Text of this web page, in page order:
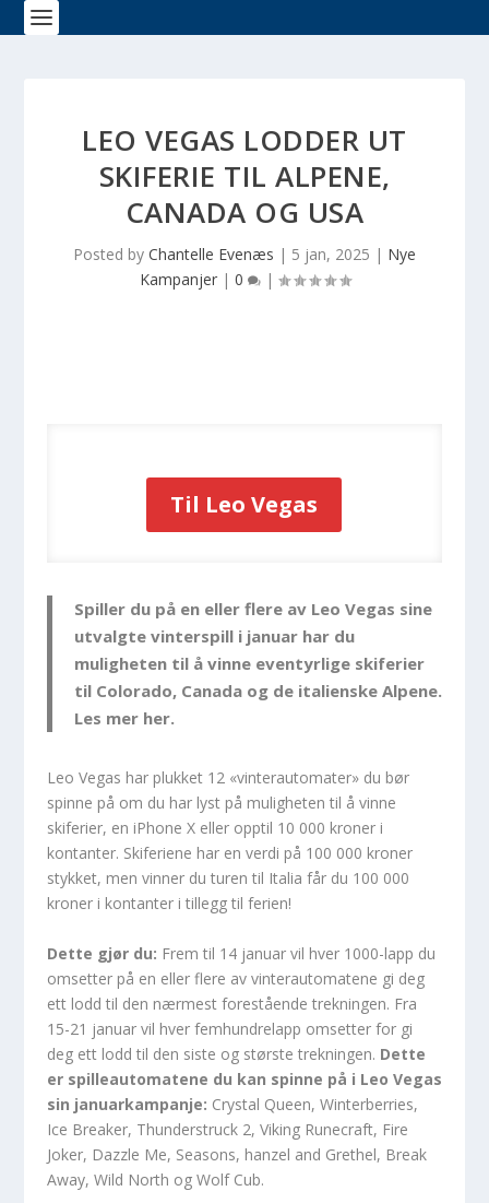
LEO VEGAS LODDER UT
SKIFERIE TIL ALPENE,
CANADA OG USA
Posted by Chantelle Evenæs | 5 jan, 2025 | Nye
Kampanjer| 0 |
Til Leo Vegas
Spiller du på en eller flere av Leo Vegas sine
utvalgte vinterspill i januar har du
muligheten til å vinne eventyrlige skiferier
til Colorado, Canada og de italienske Alpene.
Les mer her.
Leo Vegas har plukket 12 «vinterautomater» du bør
spinne på om du har lyst på muligheten til å vinne
skiferier, en iPhone X eller opptil 10 000 kroner i
kontanter. Skiferiene har en verdi på 100 000 kroner
stykket, men vinner du turen til Italia får du 100 000
kroner i kontanter i tillegg til ferien!
Dette gjør du: Frem til 14 januar vil hver 1000-lapp du
omsetter på en eller flere av vinterautomatene gi deg
ett lodd til den nærmest forestående trekningen. Fra
15-21 januar vil hver femhundrelapp omsetter for gi
deg ett lodd til den siste og største trekningen. Dette
er spilleautomatene du kan spinne på i Leo Vegas
sin januarkampanje: Crystal Queen, Winterberries,
Ice Breaker, Thunderstruck 2, Viking Runecraft, Fire
Joker, Dazzle Me, Seasons, hanzel and Grethel, Break
Away, Wild North og Wolf Cub.